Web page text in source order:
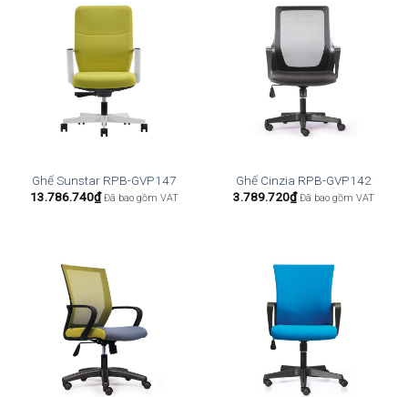
Ghế Sunstar RPB-GVP147
13.786.740₫ Đã bao gồm VAT
Ghế Cinzia RPB-GVP142
3.789.720₫ Đã bao gồm VAT